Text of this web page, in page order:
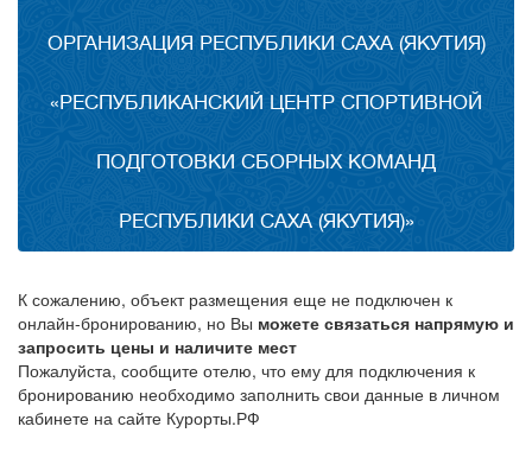
ОРГАНИЗАЦИЯ РЕСПУБЛИКИ САХА (ЯКУТИЯ)
«РЕСПУБЛИКАНСКИЙ ЦЕНТР СПОРТИВНОЙ
ПОДГОТОВКИ СБОРНЫХ КОМАНД
РЕСПУБЛИКИ САХА (ЯКУТИЯ)»
К сожалению, объект размещения еще не подключен к
онлайн-бронированию, но Вы можете связаться напрямую и
запросить цены и наличите мест
Пожалуйста, сообщите отелю, что ему для подключения к
бронированию необходимо заполнить свои данные в личном
кабинете на сайте Курорты.РФ